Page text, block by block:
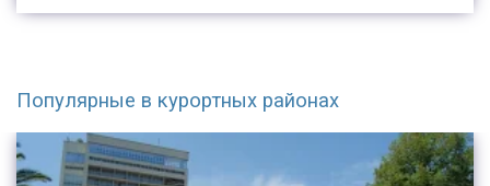
Популярные в курортных районах